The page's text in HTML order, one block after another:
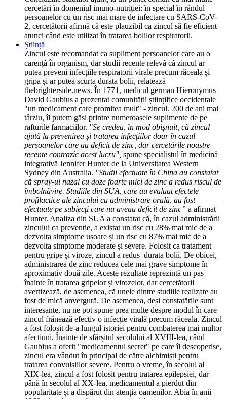
cercetări în domeniul imuno-nutriției: în special în rândul
persoanelor cu un risc mai mare de infectare cu SARS-CoV-
2, cercetătorii afirmă că este plauzibil ca zincul să fie eficient
atunci când este utilizat în tratarea bolilor respiratorii.
Știință
Zincul este recomandat ca supliment persoanelor care au o
carență în organism, dar studii recente relevă că zincul ar
putea preveni infecțiile respiratorii virale precum răceala și
gripa și ar putea scurta durata bolii, relatează
thebrighterside.news. În 1771, medicul german Hieronymus
David Gaubius a prezentat comunității științifice occidentale
"un medicament care promitea mult" - zincul. 200 de ani mai
târziu, îl putem găsi printre numeroasele suplimente de pe
rafturile farmaciilor. "Se credea, în mod obișnuit, că zincul
ajută la prevenirea și tratarea infecțiilor doar în cazul
persoanelor care au deficit de zinc, dar cercetările noastre
recente contrazic acest lucru", spune specialistul în medicină
integrativă Jennifer Hunter de la Universitatea Western
Sydney din Australia. "Studii efectuate în China au constatat
că spray-ul nazal cu doze foarte mici de zinc a redus riscul de
îmbolnăvire. Studiile din SUA, care au evaluat efectele
profilactice ale zincului cu administrare orală, au fost
efectuate pe subiecți care nu aveau deficit de zinc” a afirmat
Hunter. Analiza din SUA a constatat că, în cazul administrării
zincului ca prevenție, a existat un risc cu 28% mai mic de a
dezvolta simptome ușoare și un risc cu 87% mai mic de a
dezvolta simptome moderate și severe. Folosit ca tratament
pentru gripe și viroze, zincul a redus durata bolii. De obicei,
administrarea de zinc reducea cele mai grave simptome în
aproximativ două zile. Aceste rezultate reprezintă un pas
înainte în tratarea gripelor și virozelor, dar cercetătorii
avertizează, de asemenea, că unele dintre studiile realizate au
fost de mică anvergură. De asemenea, deși constatările sunt
interesante, nu ne pot spune prea multe despre modul în care
zincul frânează efectiv o infecție virală precum răceala. Zincul
a fost folosit de-a lungul istoriei pentru combaterea mai multor
afecțiuni. Înainte de sfârșitul secolului al XVIII-lea, când
Gaubius a oferit "medicamentul secret" pe care îl descoperise,
zincul era vândut în principal de către alchimiști pentru
tratarea convulsiilor severe. Pentru o vreme, în secolul al
XIX-lea, zincul a fost folosit pentru tratarea epilepsiei, dar
până în secolul al XX-lea, medicamentul a pierdut din
popularitate și a dispărut din atenția oamenilor. Abia în anii